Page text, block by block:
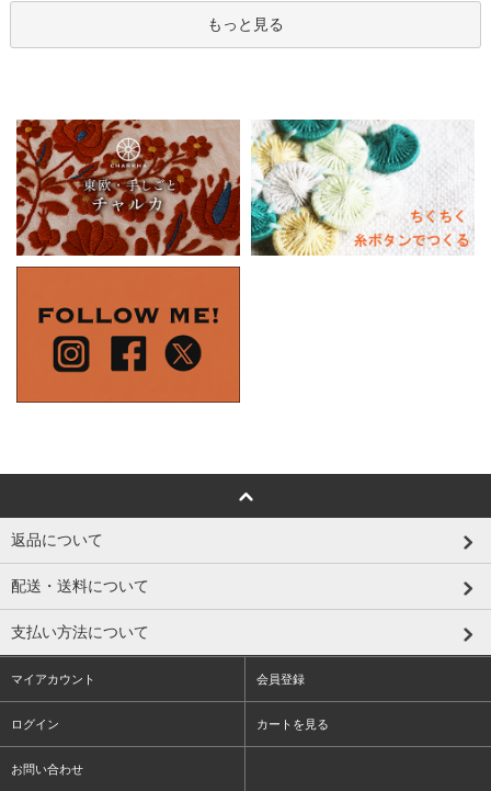
もっと見る
返品について
配送・送料について
支払い方法について
マイアカウント 会員登録
ログイン カートを見る
お問い合わせ